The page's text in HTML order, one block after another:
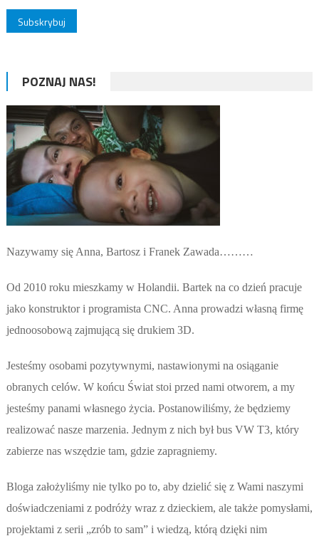
POZNAJ NAS!
Nazywamy się Anna, Bartosz i Franek Zawada………
Od 2010 roku mieszkamy w Holandii. Bartek na co dzień pracuje
jako konstruktor i programista CNC. Anna prowadzi własną firmę
jednoosobową zajmującą się drukiem 3D.
Jesteśmy osobami pozytywnymi, nastawionymi na osiąganie
obranych celów. W końcu Świat stoi przed nami otworem, a my
jesteśmy panami własnego życia. Postanowiliśmy, że będziemy
realizować nasze marzenia. Jednym z nich był bus VW T3, który
zabierze nas wszędzie tam, gdzie zapragniemy.
Bloga założyliśmy nie tylko po to, aby dzielić się z Wami naszymi
doświadczeniami z podróży wraz z dzieckiem, ale także pomysłami,
projektami z serii „zrób to sam” i wiedzą, którą dzięki nim